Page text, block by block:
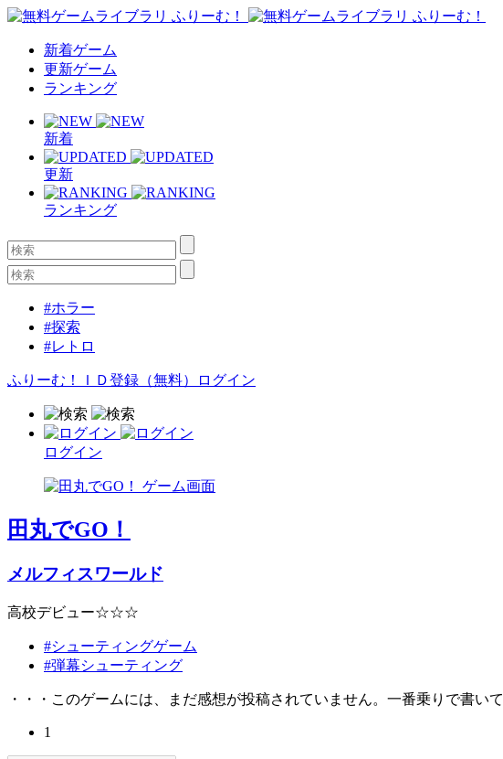
新着ゲーム
更新ゲーム
ランキング
新着
更新
ランキング
#ホラー
#探索
#レトロ
ふりーむ！ＩＤ登録（無料） ログイン
ログイン
田丸でGO！
メルフィスワールド
高校デビュー☆☆☆
#シューティングゲーム
#弾幕シューティング
・・・このゲームには、まだ感想が投稿されていません。一番乗りで書い
1